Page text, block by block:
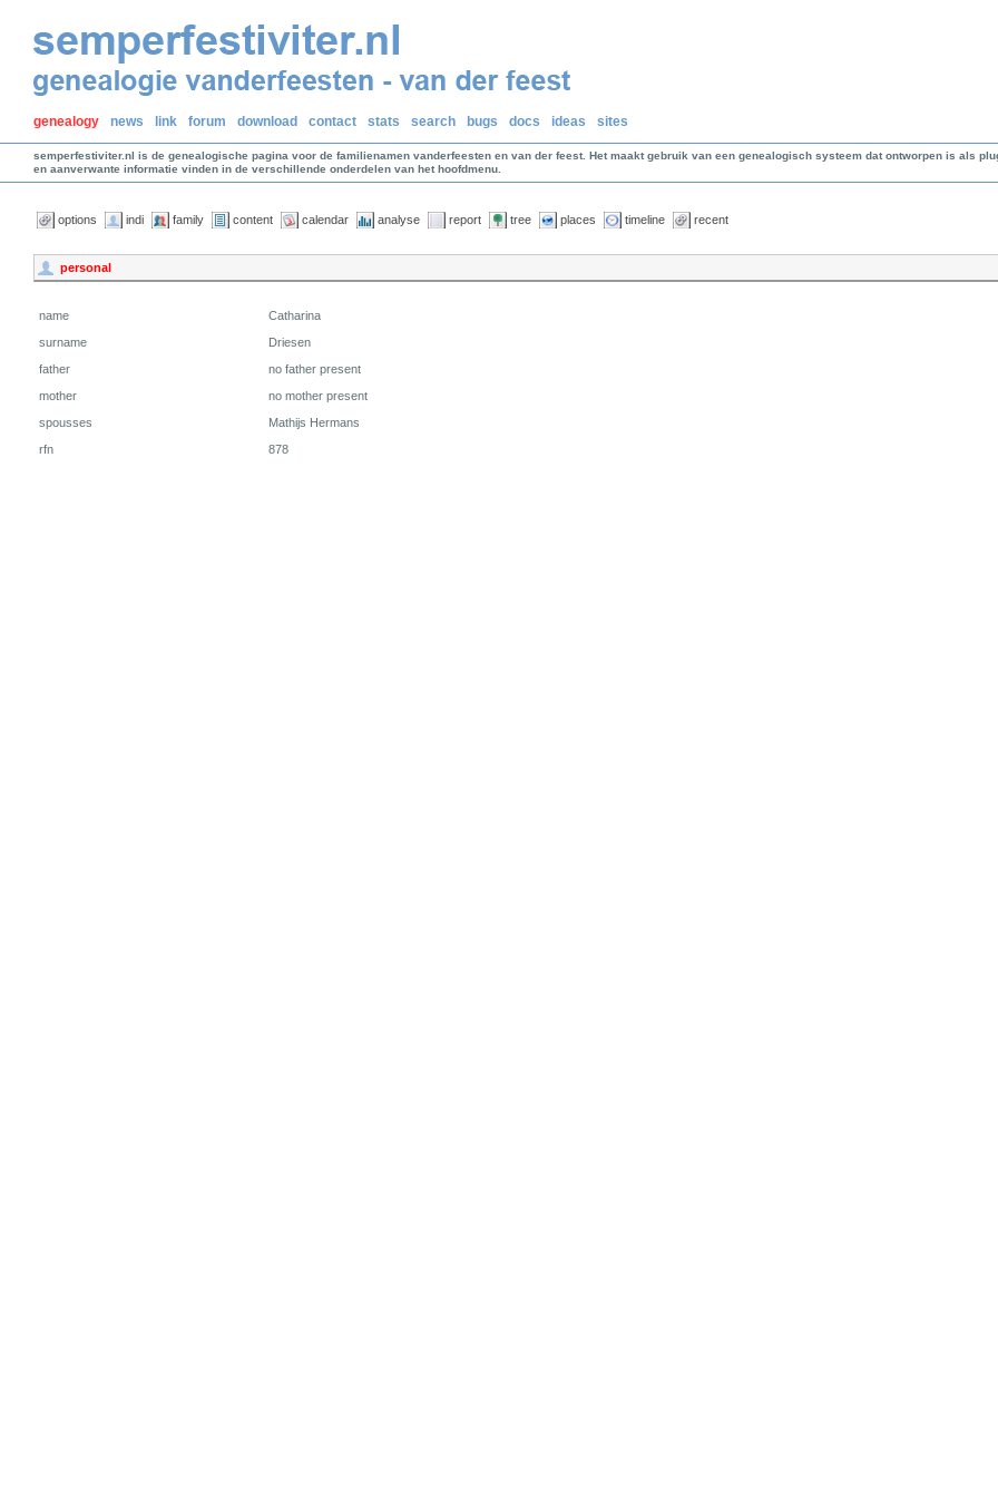
genealogy news link forum download contact stats search bugs docs ideas sites
semperfestiviter.nl is de genealogische pagina voor de familienamen vanderfeesten en van der feest. Het maakt gebruik van een genealogisch systeem dat ontworpen is als
en aanverwante informatie vinden in de verschillende onderdelen van het hoofdmenu.
options indi family content calendar analyse report tree places timeline recent
personal
name
Catharina
surname
Driesen
father
no father present
mother
no mother present
spousses
Mathijs Hermans
rfn
878